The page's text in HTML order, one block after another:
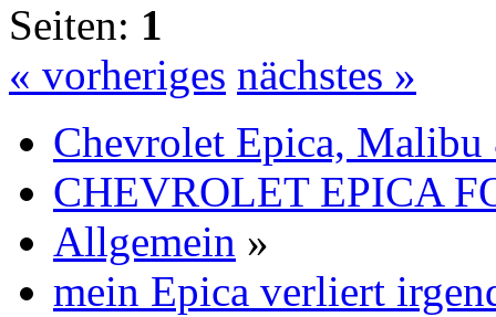
Seiten: 1
« vorheriges nächstes »
Chevrolet Epica,
CHEVROLET EPICA
Allgemein »
mein Epica verliert